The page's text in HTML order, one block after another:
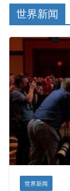
世界新闻
世界新闻